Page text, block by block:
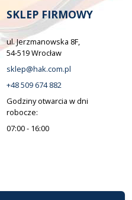
SKLEP FIRMOWY
ul. Jerzmanowska 8F,
54-519 Wrocław
sklep@hak.com.pl
+48 509 674 882
Godziny otwarcia w dni
robocze:
07:00 - 16:00